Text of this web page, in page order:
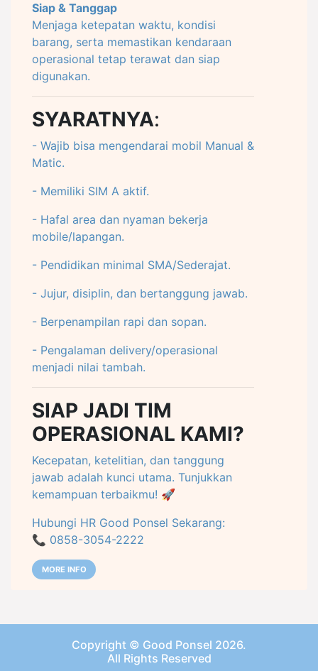
Siap & Tanggap
Menjaga ketepatan waktu, kondisi
barang, serta memastikan kendaraan
operasional tetap terawat dan siap
digunakan.
SYARATNYA:
- Wajib bisa mengendarai mobil Manual &
Matic.
- Memiliki SIM A aktif.
- Hafal area dan nyaman bekerja
mobile/lapangan.
- Pendidikan minimal SMA/Sederajat.
- Jujur, disiplin, dan bertanggung jawab.
- Berpenampilan rapi dan sopan.
- Pengalaman delivery/operasional
menjadi nilai tambah.
SIAP JADI TIM
OPERASIONAL KAMI?
Kecepatan, ketelitian, dan tanggung
jawab adalah kunci utama. Tunjukkan
kemampuan terbaikmu! 🚀
Hubungi HR Good Ponsel Sekarang:
📞 0858-3054-2222
MORE INFO
Copyright © Good Ponsel 2026.
All Rights Reserved